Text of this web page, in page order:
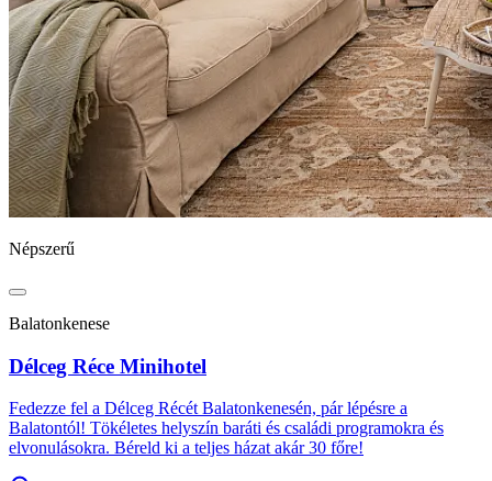
Népszerű
Balatonkenese
Délceg Réce Minihotel
Fedezze fel a Délceg Récét Balatonkenesén, pár lépésre a
Balatontól! Tökéletes helyszín baráti és családi programokra és
elvonulásokra. Béreld ki a teljes házat akár 30 főre!